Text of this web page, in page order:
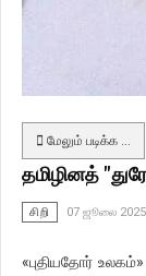
மேலும் படிக்க …
தமிழினத்
சிறி 07 ஜூலை 2025
«புதியதோர்